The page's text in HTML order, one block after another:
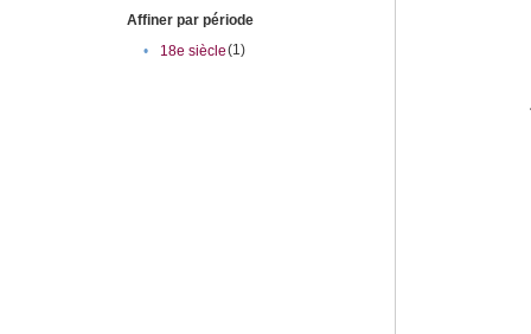
Affiner par période
•
18e siècle(1)